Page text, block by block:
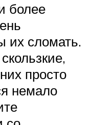
более
их сломать.
просто
немало